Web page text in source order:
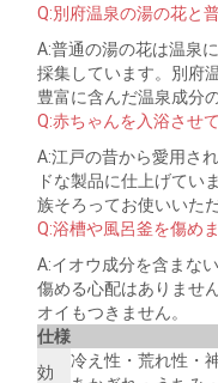
Q:別府温泉の湯の花と
A:普通の湯の花は温泉
採集しています。別府
豊富に含んだ温泉成分
Q:赤ちゃんを入浴させ
A:江戸の昔から愛用さ
ドな製品に仕上げてい
族そろってお使いいた
Q:浴槽や風呂釜を傷め
A:イオウ成分を含まな
傷める心配はありませ
オイもつきません。
仕様
効
冷え性・荒れ性・